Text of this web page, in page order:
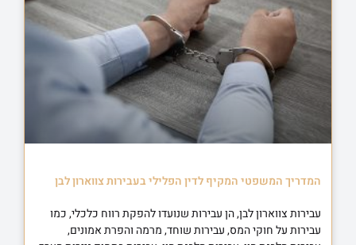
המדריך המשפטי המקיף לדין הפלילי בעבירות צווארון לבן
עבירות צווארון לבן, הן עבירות שנועדו להפקת רווח כלכלי, כמו
עבירות על חוקי המס, עבירות שוחד, מרמה והפרת אמונים,